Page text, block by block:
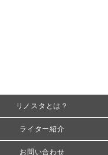
リノスタとは？
ライター紹介
お問い合わせ